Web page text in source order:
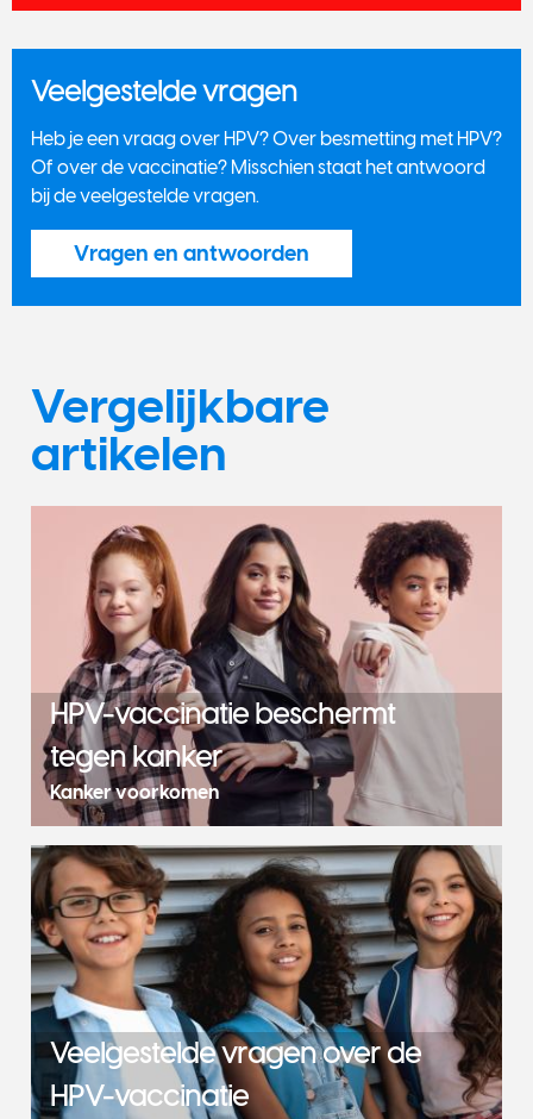
Veelgestelde vragen
Heb je een vraag over HPV? Over besmetting met HPV?
Of over de vaccinatie? Misschien staat het antwoord
bij de veelgestelde vragen.
Vragen en antwoorden
Vergelijkbare
artikelen
HPV-vaccinatie beschermt
tegen kanker
Kanker voorkomen
Veelgestelde vragen over de
HPV-vaccinatie